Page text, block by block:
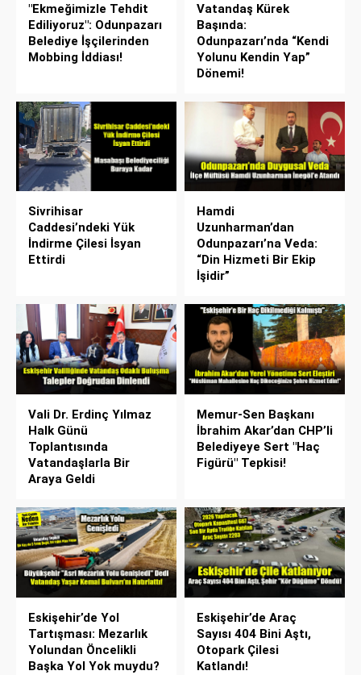
"Ekmeğimizle Tehdit
Ediliyoruz": Odunpazarı
Belediye İşçilerinden
Mobbing İddiası!
Vatandaş Kürek
Başında:
Odunpazarı’nda “Kendi
Yolunu Kendin Yap”
Dönemi!
Sivrihisar
Caddesi’ndeki Yük
İndirme Çilesi İsyan
Ettirdi
Hamdi
Uzunharman’dan
Odunpazarı’na Veda:
“Din Hizmeti Bir Ekip
İşidir”
Vali Dr. Erdinç Yılmaz
Halk Günü
Toplantısında
Vatandaşlarla Bir
Araya Geldi
Memur-Sen Başkanı
İbrahim Akar’dan CHP’li
Belediyeye Sert "Haç
Figürü" Tepkisi!
Eskişehir’de Yol
Tartışması: Mezarlık
Yolundan Öncelikli
Başka Yol Yok muydu?
Eskişehir’de Araç
Sayısı 404 Bini Aştı,
Otopark Çilesi
Katlandı!